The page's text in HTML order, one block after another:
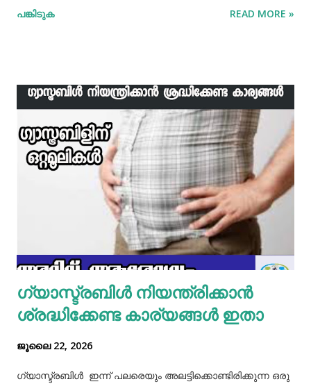
വിധം ചിക്കൻ കുറച്ച് ഉപ്പും കുരുമുളകുപൊടിയും
ഇഞ്ചി വെളുത്തുള്ളി, സവാള എന്നിവ ചേർത്ത് വഴറ്റാം.
ഇതിൽ പൊടികളെല്ലാം ചേർത്ത് ചൂടാക്കിയശേഷം വേവിച്ച്
മാറ്റിവച്ച ചിക്കൻ ചേർത്ത് ഒന്ന് ഇളകിയെടുക്കാം. ഇനി ഒരു
മിക്സിയുടെ ജാറിലേക്ക് മുട്ട, മൈദ, വെള്ളം പാകത്തിന് ഉപ്പ്
എന്നിവ ചേർത്ത് നന്നായിട്ട് അടിച്ചെടുക്കാം. ഇനി ഒരു പാനിൽ
മാവൊഴിച്ചു ദോശ ചുട്ടെടുക്കാം. ഇനി ഒരു പാത്രത്തിൽ മുട്ട
പൊട്ടിച്ച് ഒഴിക്കാം കൂടെത്തന്നെ പാൽ, കുരുമുളകുപൊടി, ഉപ്പ്,
മല്ലിയില എന്നിവ ചേർത്തൊരു മിക്സ്‌ തയാറാക്കാം. ഇനി
ഒരു പാനിൽ കുറച്ച് നെയ്യ് തടവിയ ശേഷം അതിൽ തയാ...
പങ്കിടുക READ MORE »
ഗ്യാസ്ട്രബിൾ നിയന്ത്രിക്കാൻ
ശ്രദ്ധിക്കേണ്ട കാര്യങ്ങൾ ഇതാ
ജൂലൈ 22, 2026
ഗ്യാസ്ട്രബിൾ ഇന്ന് പലരെയും അലട്ടിക്കൊണ്ടിരിക്കുന്ന ഒരു